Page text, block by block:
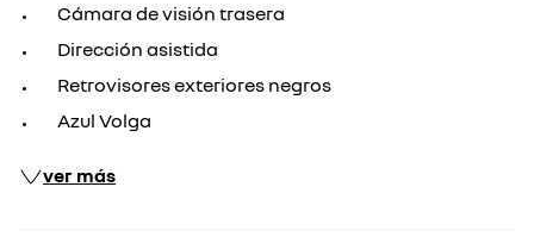
Cámara de visión trasera
Dirección asistida
Retrovisores exteriores negros
Azul Volga
ver más